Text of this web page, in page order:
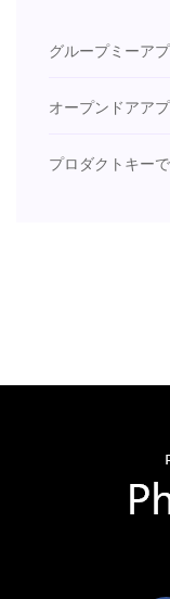
グループミーア
オープンドアア
プロダクトキー